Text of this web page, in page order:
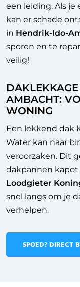
een leiding. Als je
kan er schade
in Hendrik-Ido-
sporen en te
veilig!
AMBACHT:
WONING
Een lekkend dak
Water kan naar
veroorzaken. Dit
dakpannen kapot
Loodgieter
snel langs om je
verhelpen.
SPOED? DIRECT